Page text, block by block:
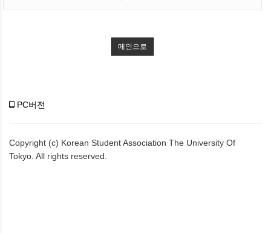
메인으로
PC버전
Copyright (c) Korean Student Association The University Of
Tokyo. All rights reserved.